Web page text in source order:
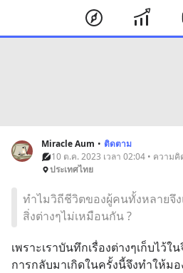
Miracle Aum • ติดตาม
10 ต.ค. 2023 เวลา 02:04 • ความคิ
ประเทศไทย
ทำไมวิถีชีวิตของผู้คนทั้งหลายจึ
สิ่งต่างๆไม่เหมือนกัน ?
เพราะเราบันทึกเรื่องต่างๆเก็บไว้ใ
การกลับมาเกิดในครั้งนี้จึงทำให้ม